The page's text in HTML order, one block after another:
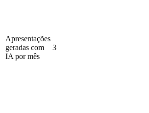
Apresentações
geradas com
IA por mês
3